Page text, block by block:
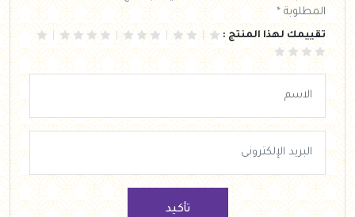
المطلوبة *
تقييمك لهذا المنتج :
تأكيد